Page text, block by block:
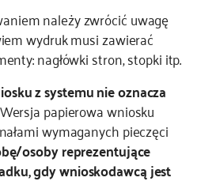
należy zwrócić uwagę
wydruk musi zawierać
nagłówki stron, stopki itp.
z systemu nie oznacza
papierowa wniosku
wymaganych pieczęci
osoby reprezentujące
gdy wnioskodawcą jest